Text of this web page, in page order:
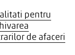
pentru
de afaceri